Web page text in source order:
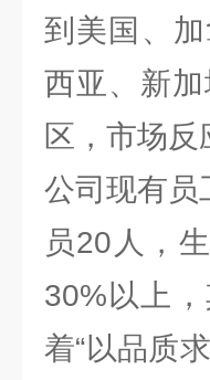
到美国、
西亚、新
区，市场
公司现有员
员20人，
30%以上
着“以品质